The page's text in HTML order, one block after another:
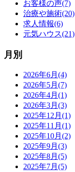
お客様の声(7)
治療や施術(20)
求人情報(6)
元気ハウス(21)
月別
2026年6月(4)
2026年5月(7)
2026年4月(1)
2026年3月(3)
2025年12月(1)
2025年11月(1)
2025年10月(2)
2025年9月(3)
2025年8月(5)
2025年7月(5)